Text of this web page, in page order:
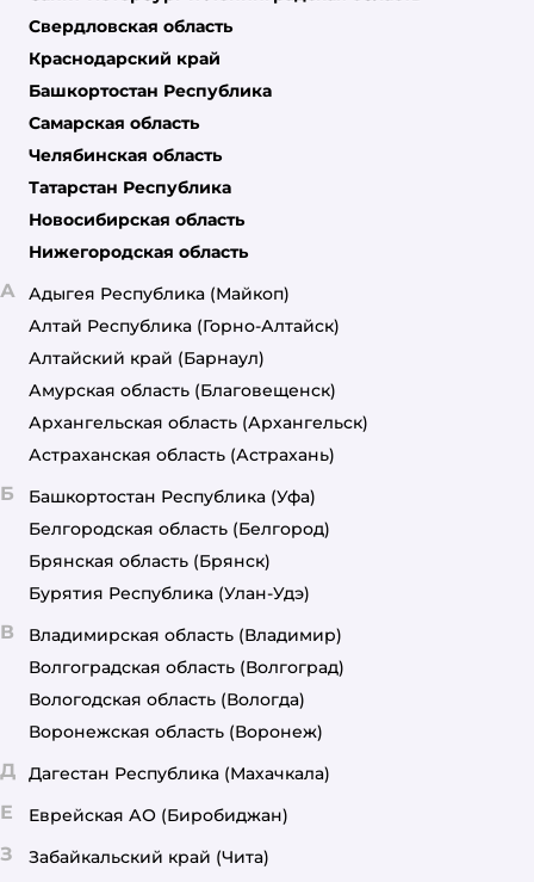
Свердловская область
Краснодарский край
Башкортостан Республика
Самарская область
Челябинская область
Татарстан Республика
Новосибирская область
Нижегородская область
А Адыгея Республика (Майкоп)
Алтай Республика (Горно-Алтайск)
Алтайский край (Барнаул)
Амурская область (Благовещенск)
Архангельская область (Архангельск)
Астраханская область (Астрахань)
Б Башкортостан Республика (Уфа)
Белгородская область (Белгород)
Брянская область (Брянск)
Бурятия Республика (Улан-Удэ)
В Владимирская область (Владимир)
Волгоградская область (Волгоград)
Вологодская область (Вологда)
Воронежская область (Воронеж)
Д Дагестан Республика (Махачкала)
Е Еврейская АО (Биробиджан)
З Забайкальский край (Чита)